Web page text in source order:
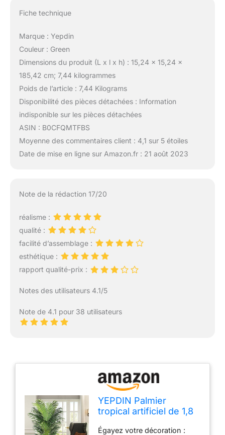
Fiche technique
Marque : Yepdin
Couleur : Green
Dimensions du produit (L x l x h) : 15,24 x 15,24 x
185,42 cm; 7,44 kilogrammes
Poids de l’article : 7,44 Kilograms
Disponibilité des pièces détachées : Information
indisponible sur les pièces détachées
ASIN : B0CFQMTFBS
Moyenne des commentaires client : 4,1 sur 5 étoiles
Date de mise en ligne sur Amazon.fr : 21 août 2023
Note de la rédaction 17/20
réalisme :
qualité :
facilité d’assemblage :
esthétique :
rapport qualité-prix :
Notes des utilisateurs 4.1/5
Note de 4.1 pour 38 utilisateurs
YEPDIN Palmier
tropical artificiel de 1,8
amovibles – Grande
Égayez votre décoration :